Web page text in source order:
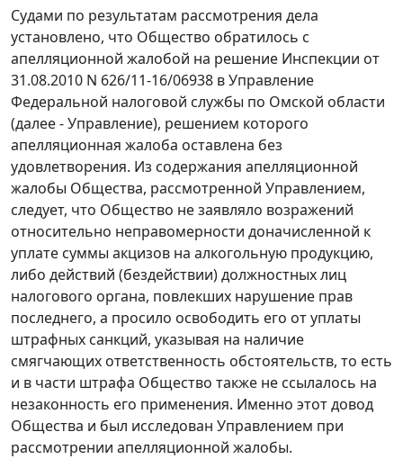
Судами по результатам рассмотрения дела
установлено, что Общество обратилось с
апелляционной жалобой на решение Инспекции от
31.08.2010 N 626/11-16/06938 в Управление
Федеральной налоговой службы по Омской области
(далее - Управление), решением которого
апелляционная жалоба оставлена без
удовлетворения. Из содержания апелляционной
жалобы Общества, рассмотренной Управлением,
следует, что Общество не заявляло возражений
относительно неправомерности доначисленной к
уплате суммы акцизов на алкогольную продукцию,
либо действий (бездействии) должностных лиц
налогового органа, повлекших нарушение прав
последнего, а просило освободить его от уплаты
штрафных санкций, указывая на наличие
смягчающих ответственность обстоятельств, то есть
и в части штрафа Общество также не ссылалось на
незаконность его применения. Именно этот довод
Общества и был исследован Управлением при
рассмотрении апелляционной жалобы.